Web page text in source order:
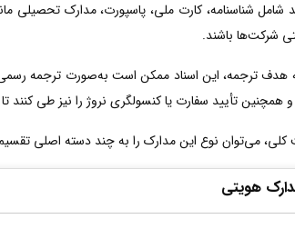
شامل شناسنامه، کارت ملی، پاسپورت، مدارک تحصیلی
شرکت‌ها باشند.
هدف ترجمه، این اسناد ممکن است به‌صورت ترجمه رسمی
همچنین تأیید سفارت یا کنسولگری نروژ را نیز طی کنند
کلی، می‌توان نوع این مدارک را به چند دسته اصلی
هویتی